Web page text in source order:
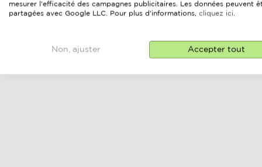
mesurer l'efficacité des campagnes publicitaires. Les données peuvent
partagées avec Google LLC. Pour plus d'informations, cliquez ici.
Non, ajuster Accepter tout